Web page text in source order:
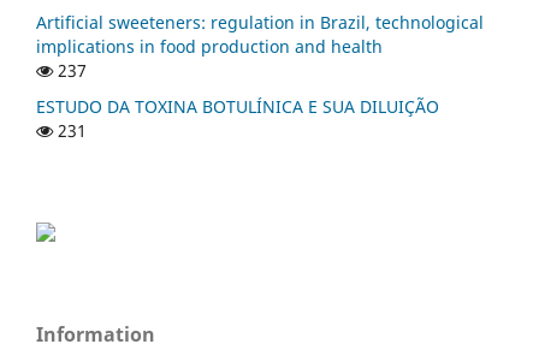
Artificial sweeteners: regulation in Brazil, technological
implications in food production and health
237
ESTUDO DA TOXINA BOTULÍNICA E SUA DILUIÇÃO
231
Information